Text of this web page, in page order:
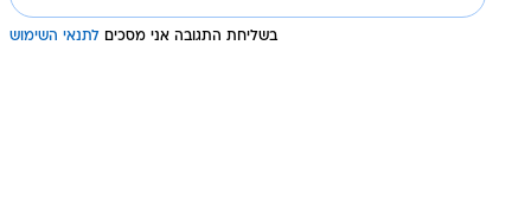
בשליחת התגובה אני מסכים לתנאי השימוש